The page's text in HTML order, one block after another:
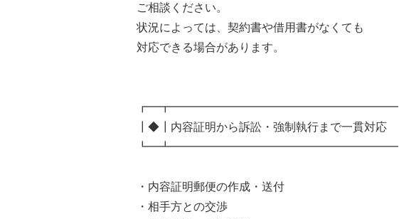
ご相談ください。
状況によっては、契約書や借用書がなくても
対応できる場合があります。
┏━┳━━━━━━━━━━━━━━━━━━━━
┃◆┃内容証明から訴訟・強制執行まで一貫対応
┗━┻━━━━━━━━━━━━━━━━━━━━
・内容証明郵便の作成・送付
・相手方との交渉